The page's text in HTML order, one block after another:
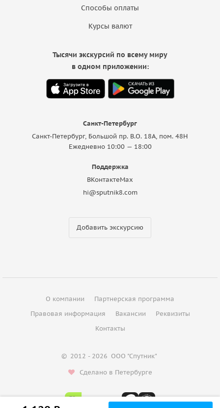
Способы оплаты
Курсы валют
Санкт-Петербург
Санкт-Петербург, Большой пр. В.О. 18A, пом. 48Н
Ежедневно 10:00 — 18:00
Поддержка
ВКонтактеMax
hi@sputnik8.com
Добавить экскурсию
Тысячи экскурсий по всему миру
в одном приложении:
О компании
Партнерская программа
Правовая информация
Вакансии
Реквизиты
Контакты
© 2012 - 2026 ООО "Спутник"
Сделано в Петербурге